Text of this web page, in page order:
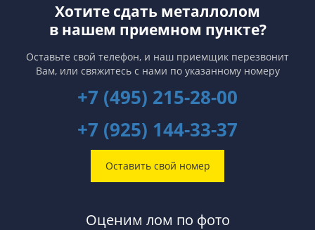
Хотите сдать металлолом
в нашем приемном пункте?
Оставьте свой телефон, и наш приемщик перезвонит
Вам, или свяжитесь с нами по указанному номеру
+7 (495) 215-28-00
+7 (925) 144-33-37
Оставить свой номер
Оценим лом по фото